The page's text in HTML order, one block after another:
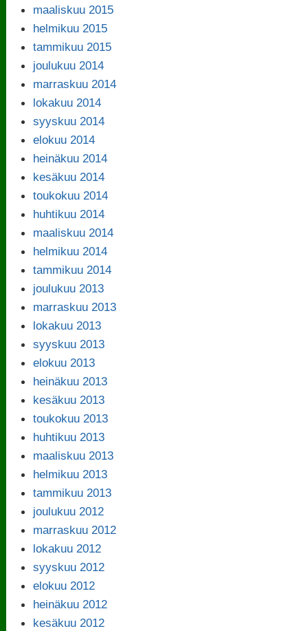
maaliskuu 2015
helmikuu 2015
tammikuu 2015
joulukuu 2014
marraskuu 2014
lokakuu 2014
syyskuu 2014
elokuu 2014
heinäkuu 2014
kesäkuu 2014
toukokuu 2014
huhtikuu 2014
maaliskuu 2014
helmikuu 2014
tammikuu 2014
joulukuu 2013
marraskuu 2013
lokakuu 2013
syyskuu 2013
elokuu 2013
heinäkuu 2013
kesäkuu 2013
toukokuu 2013
huhtikuu 2013
maaliskuu 2013
helmikuu 2013
tammikuu 2013
joulukuu 2012
marraskuu 2012
lokakuu 2012
syyskuu 2012
elokuu 2012
heinäkuu 2012
kesäkuu 2012